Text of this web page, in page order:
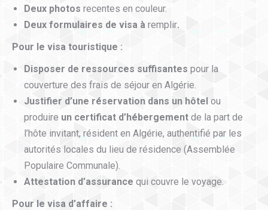
Deux photos recentes en couleur.
Deux formulaires de visa à remplir.
Pour le visa touristique :
Disposer de ressources suffisantes pour la
couverture des frais de séjour en Algérie.
Justifier d’une réservation dans un hôtel ou
produire un certificat d’hébergement de la part de
l’hôte invitant, résident en Algérie, authentifié par les
autorités locales du lieu de résidence (Assemblée
Populaire Communale).
Attestation d’assurance qui couvre le voyage.
Pour le visa d’affaire :